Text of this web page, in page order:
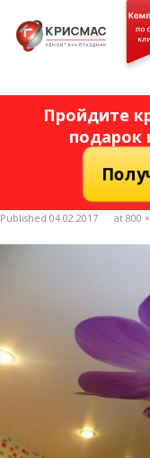
Кухня
Несколько
Пройдите
подарок
Published 04.02.2017 at 800